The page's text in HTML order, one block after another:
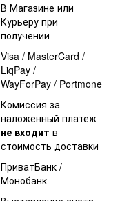
В Магазине или
Курьеру при
получении
Visa / MasterCard /
LiqPay /
WayForPay / Portmone
Комиссия за
наложенный платеж
не входит в
стоимость доставки
ПриватБанк /
Монобанк